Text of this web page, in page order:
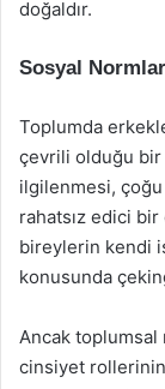
doğaldır.
Sosyal
Toplumda
çevrili olduğu
ilgilenmesi,
rahatsız edici bir
bireylerin kendi
konusunda
Ancak
cinsiyet